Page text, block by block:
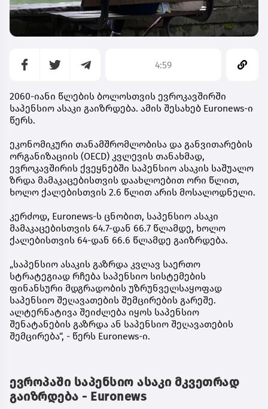
4:59
2060-იანი წლების ბოლოსთვის ევროკავშირში
საპენსიო ასაკი გაიზრდება. ამის შესახებ Euronews-ი
წერს.
ეკონომიკური თანამშრომლობისა და განვითარების
ორგანიზაციის (OECD) კვლევის თანახმად,
ევროკავშირის ქვეყნებში საპენსიო ასაკის საშუალო
ზრდა მამაკაცებისთვის დაახლოებით ორი წლით,
ხოლო ქალებისთვის 2.6 წლით არის მოსალოდნელი.
კერძოდ, Euronews-ს ცნობით, საპენსიო ასაკი
მამაკაცებისთვის 64.7-დან 66.7 წლამდე, ხოლო
ქალებისთვის 64-დან 66.6 წლამდე გაიზრდება.
„საპენსიო ასაკის გაზრდა კვლავ საერთო
სტრატეგიად რჩება საპენსიო სისტემების
ფინანსური მდგრადობის უზრუნველსაყოფად
საპენსიო შეღავათების შემცირების გარეშე.
ალტერნატივა შეიძლება იყოს საპენსიო
შენატანების გაზრდა ან საპენსიო შეღავათების
შემცირება“, - წერს Euronews-ი.
ევროპაში საპენსიო ასაკი მკვეთრად
გაიზრდება - Euronews